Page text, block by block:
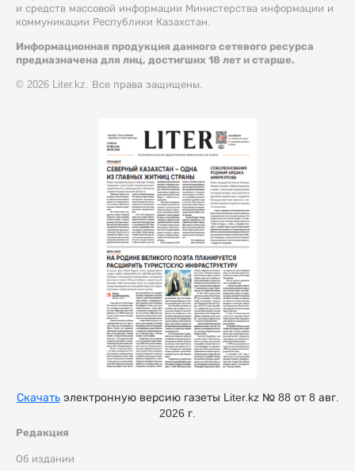
и средств массовой информации Министерства информации и
коммуникации Республики Казахстан.
Информационная продукция данного сетевого ресурса
предназначена для лиц, достигших 18 лет и старше.
© 2026 Liter.kz. Все права защищены.
Редакция
Об издании
Скачатьэлектронную версию газеты Liter.kz № 88 от 8 авг.
2026 г.